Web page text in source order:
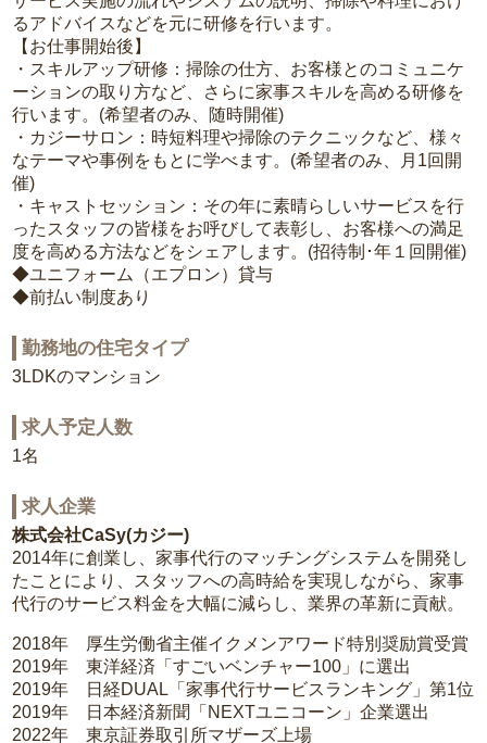
るアドバイスなどを元に研修を行います。
【お仕事開始後】
・スキルアップ研修：掃除の仕方、お客様とのコミュニケ
ーションの取り方など、さらに家事スキルを高める研修を
行います。(希望者のみ、随時開催)
・カジーサロン：時短料理や掃除のテクニックなど、様々
なテーマや事例をもとに学べます。(希望者のみ、月1回開
催)
・キャストセッション：その年に素晴らしいサービスを行
ったスタッフの皆様をお呼びして表彰し、お客様への満足
度を高める方法などをシェアします。(招待制･年１回開催)
◆ユニフォーム（エプロン）貸与
◆前払い制度あり
勤務地の住宅タイプ
3LDKのマンション
求人予定人数
1名
求人企業
株式会社CaSy(カジー)
2014年に創業し、家事代行のマッチングシステムを開発し
たことにより、スタッフへの高時給を実現しながら、家事
代行のサービス料金を大幅に減らし、業界の革新に貢献。
2018年 厚生労働省主催イクメンアワード特別奨励賞受賞
2019年 東洋経済「すごいベンチャー100」に選出
2019年 日経DUAL「家事代行サービスランキング」第1位
2019年 日本経済新聞「NEXTユニコーン」企業選出
2022年 東京証券取引所マザーズ上場